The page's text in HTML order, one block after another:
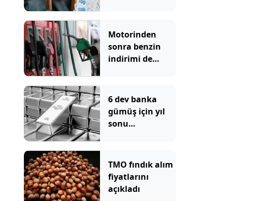
Motorinden
sonra benzin
indirimi de
6 dev banka
gümüş için yıl
sonu
TMO fındık alım
fiyatlarını
açıkladı